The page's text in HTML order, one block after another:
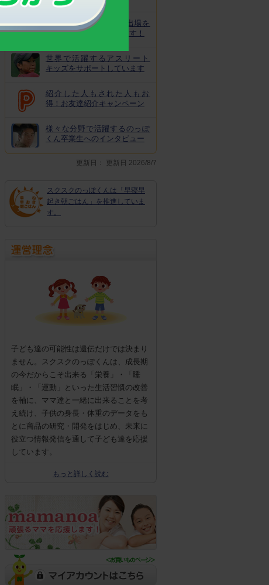
ジュニアオリンピック出場を
目指してがんばっています！
世界で活躍するアスリート
キッズをサポートしています
紹介した人もされた人もお
得！お友達紹介キャンペーン
様々な分野で活躍するのっぽ
くん卒業生へのインタビュー
更新日： 更新日 2026/8/7
スクスクのっぽくんは「早寝早
起き朝ごはん」を推進していま
す。
子ども達の可能性は遺伝だけでは決まり
ません。スクスクのっぽくんは、成長期
の今だからこそ出来る「栄養」・「睡
眠」・「運動」といった生活習慣の改善
を軸に、ママ達と一緒に出来ることを考
え続け、子供の身長・体重のデータをも
とに商品の研究・開発をはじめ、未来に
役立つ情報発信を通して子ども達を応援
しています。
もっと詳しく読む